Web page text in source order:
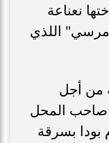
نعناعة
مرسي" اللذي
من أجل
صاحب المحل
بودا بسرقة